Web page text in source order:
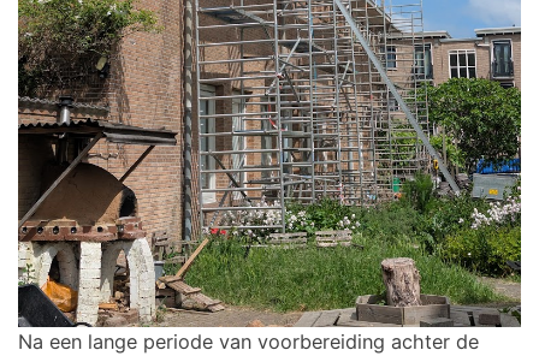
Na een lange periode van voorbereiding achter de